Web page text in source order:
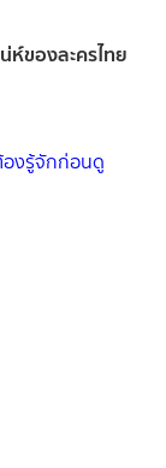
ห์ของละครไทย